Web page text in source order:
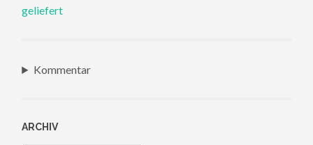
geliefert
Kommentar
ARCHIV